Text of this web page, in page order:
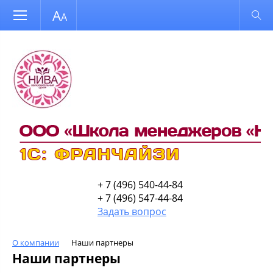
Размер шрифта Обычная версия
+ 7 (496) 540-44-84
+ 7 (496) 547-44-84
Задать вопрос
О компании Наши партнеры
Наши партнеры